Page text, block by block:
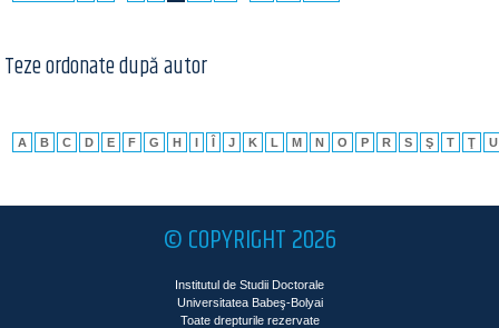
Teze ordonate după autor
A B C D E F G H I Î J K L M N O P R S Ş T Ţ U
© COPYRIGHT 2026
Institutul de Studii Doctorale
Universitatea Babeş-Bolyai
Toate drepturile rezervate